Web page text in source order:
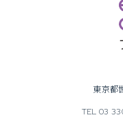
東京都
TEL 03